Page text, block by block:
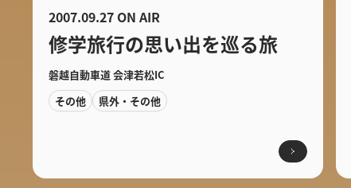
2007.09.27 ON AIR
修学旅行の思い出を巡る旅
磐越自動車道 会津若松IC
その他
県外・その他